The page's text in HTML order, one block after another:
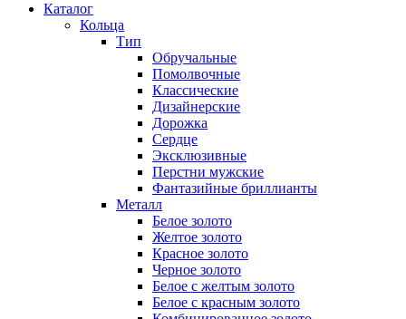
Каталог
Кольца
Тип
Обручальные
Помолвочные
Классические
Дизайнерские
Дорожка
Сердце
Эксклюзивные
Перстни мужские
Фантазийные бриллианты
Металл
Белое золото
Желтое золото
Красное золото
Черное золото
Белое с желтым золото
Белое с красным золото